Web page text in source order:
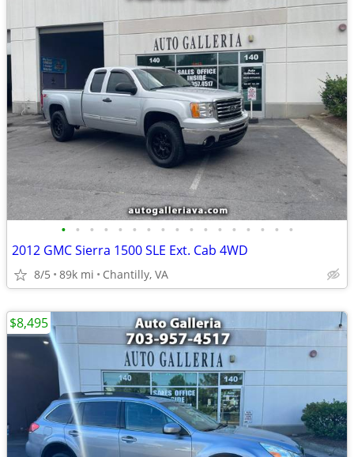
• • • • • • • • • • • • • • • • •
2012 GMC Sierra 1500 SLE Ext. Cab 4WD
8/5 89k mi Chantilly, VA
$8,495